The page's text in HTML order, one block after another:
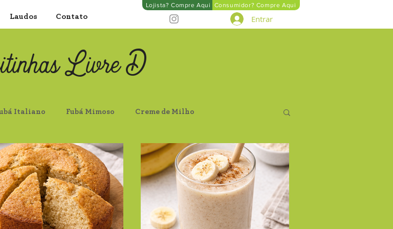
Lojista? Compre Aqui
Laudos Contato
Consumidor? Compre Aqui
Entrar
Livre D
Italiano Fubá Mimoso Creme de Milho
Flocos Grossos Farelo de Aveia Farinha de Aveia
de Soja Clara Castanha do Pará Integral